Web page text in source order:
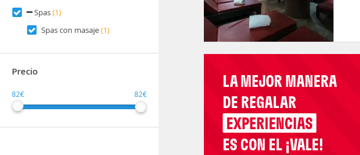
Spas(1)
Spas con masaje(1)
Precio
82€ 82€
LA MEJOR MANERA
DE REGALAR
EXPERIENCIAS
ES CON EL ¡VALE!